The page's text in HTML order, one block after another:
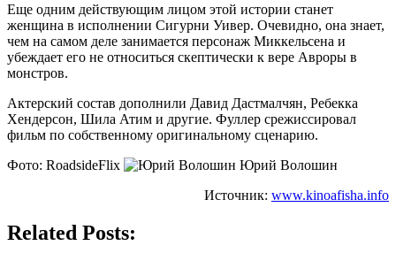
Еще одним действующим лицом этой истории станет
женщина в исполнении Сигурни Уивер. Очевидно, она знает,
чем на самом деле занимается персонаж Миккельсена и
убеждает его не относиться скептически к вере Авроры в
монстров.
Актерский состав дополнили Давид Дастмалчян, Ребекка
Хендерсон, Шила Атим и другие. Фуллер срежиссировал
фильм по собственному оригинальному сценарию.
Фото: RoadsideFlix
Юрий Волошин
Источник: www.kinoafisha.info
Related Posts: